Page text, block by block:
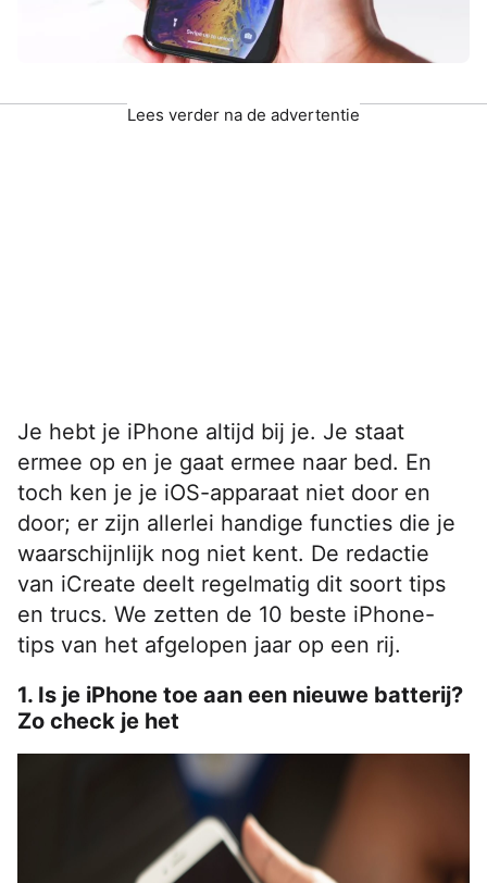
Lees verder na de advertentie
Je hebt je iPhone altijd bij je. Je staat
ermee op en je gaat ermee naar bed. En
toch ken je je iOS-apparaat niet door en
door; er zijn allerlei handige functies die je
waarschijnlijk nog niet kent. De redactie
van iCreate deelt regelmatig dit soort tips
en trucs. We zetten de 10 beste iPhone-
tips van het afgelopen jaar op een rij.
1. Is je iPhone toe aan een nieuwe batterij?
Zo check je het